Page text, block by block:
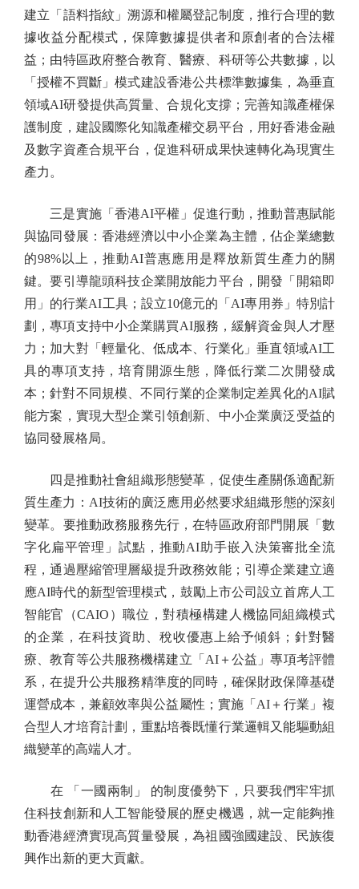
建立「語料指紋」溯源和權屬登記制度，推行合理的數
據收益分配模式，保障數據提供者和原創者的合法權
益；由特區政府整合教育、醫療、科研等公共數據，以
「授權不買斷」模式建設香港公共標準數據集，為垂直
領域AI研發提供高質量、合規化支撐；完善知識產權保
護制度，建設國際化知識產權交易平台，用好香港金融
及數字資產合規平台，促進科研成果快速轉化為現實生
產力。
三是實施「香港AI平權」促進行動，推動普惠賦能
與協同發展：香港經濟以中小企業為主體，佔企業總數
的98%以上，推動AI普惠應用是釋放新質生產力的關
鍵。要引導龍頭科技企業開放能力平台，開發「開箱即
用」的行業AI工具；設立10億元的「AI專用券」特別計
劃，專項支持中小企業購買AI服務，緩解資金與人才壓
力；加大對「輕量化、低成本、行業化」垂直領域AI工
具的專項支持，培育開源生態，降低行業二次開發成
本；針對不同規模、不同行業的企業制定差異化的AI賦
能方案，實現大型企業引領創新、中小企業廣泛受益的
協同發展格局。
四是推動社會組織形態變革，促使生產關係適配新
質生產力：AI技術的廣泛應用必然要求組織形態的深刻
變革。要推動政務服務先行，在特區政府部門開展「數
字化扁平管理」試點，推動AI助手嵌入決策審批全流
程，通過壓縮管理層級提升政務效能；引導企業建立適
應AI時代的新型管理模式，鼓勵上市公司設立首席人工
智能官（CAIO）職位，對積極構建人機協同組織模式
的企業，在科技資助、稅收優惠上給予傾斜；針對醫
療、教育等公共服務機構建立「AI＋公益」專項考評體
系，在提升公共服務精準度的同時，確保財政保障基礎
運營成本，兼顧效率與公益屬性；實施「AI＋行業」複
合型人才培育計劃，重點培養既懂行業邏輯又能驅動組
織變革的高端人才。
在 「一國兩制」 的制度優勢下，只要我們牢牢抓
住科技創新和人工智能發展的歷史機遇，就一定能夠推
動香港經濟實現高質量發展，為祖國強國建設、民族復
興作出新的更大貢獻。